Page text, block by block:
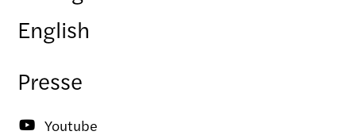
English
Presse
 Youtube